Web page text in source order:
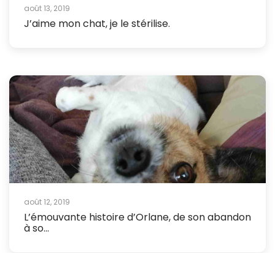
août 13, 2019
J’aime mon chat, je le stérilise.
août 12, 2019
L’émouvante histoire d’Orlane, de son abandon
à so...